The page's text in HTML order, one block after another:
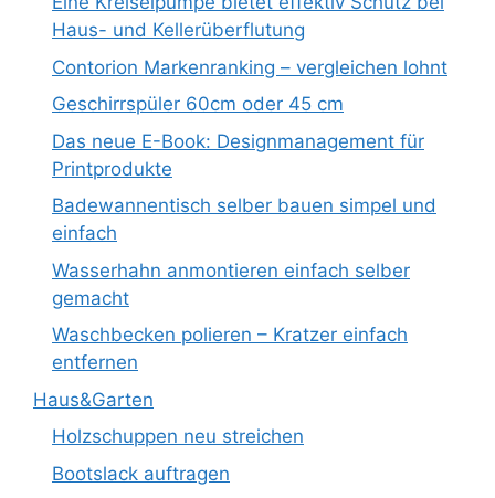
Haus- und Kellerüberflutung
Contorion Markenranking – vergleichen lohnt
Geschirrspüler 60cm oder 45 cm
Das neue E-Book: Designmanagement für
Printprodukte
Badewannentisch selber bauen simpel und
einfach
Wasserhahn anmontieren einfach selber
gemacht
Waschbecken polieren – Kratzer einfach
entfernen
Haus&Garten
Holzschuppen neu streichen
Bootslack auftragen